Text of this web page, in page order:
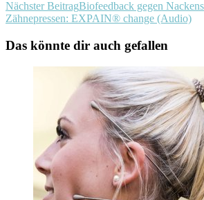
Nächster BeitragBiofeedback gegen
Zähnepressen: EXPAIN® change (Audio)
Das könnte dir auch gefallen